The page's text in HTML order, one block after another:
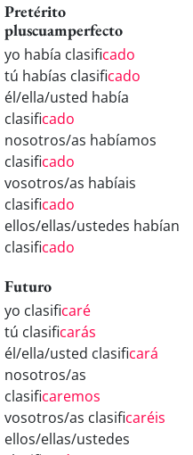
Pretérito
pluscuamperfecto
yo había clasificado
tú habías clasificado
él/ella/usted había
clasificado
nosotros/as habíamos
clasificado
vosotros/as habíais
clasificado
ellos/ellas/ustedes habían
clasificado
Futuro
yo clasificaré
tú clasificarás
él/ella/usted clasificará
nosotros/as
clasificaremos
vosotros/as clasificaréis
ellos/ellas/ustedes